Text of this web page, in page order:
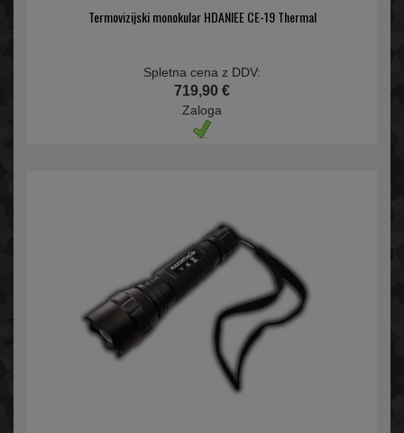
Termovizijski monokular HDANIEE CE-19 Thermal
Spletna cena z DDV:
719,90 €
Zaloga